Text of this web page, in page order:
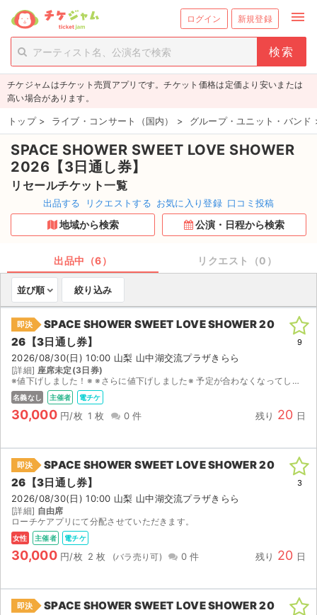
ログイン 新規登録 menu
person_add 新規会員登録
チケットを探す
新着チケット
値下げしたチケット
都道府県からチケットを探す
もうすぐ開催のチケット
取扱チケット
ライブ・コンサート（国内）
ライブ・コンサート（海外）
イベント
スポーツ
ご利用ガイド
ご利用ガイド
手数料・お支払い方法
AIに質問する
チケジャムはチケット売買アプリです。チケット価格は定価より安いまたは
高い場合があります。
トップ > ライブ・コンサート（国内） > グループ・ユニット・バンド
SPACE SHOWER SWEET LOVE SHOWER
2026【3日通し券】
リセールチケット一覧
出品する リクエストする お気に入り登録 口コミ投稿
地域から検索 公演・日程から検索
出品中（6） リクエスト（0）
並び順 絞り込み
即決
SPACE SHOWER SWEET LOVE SHOWER 20
26【3日通し券】
2026/08/30(日) 10:00 山梨 山中湖交流プラザきらら
[詳細] 座席未定(3日券)
※値下げしました！※ ※さらに値下げしました※ 予定が合わなくなってしまったため出品いたします。 2枚当選の1枚（子チケ）です。 チケットの引き渡しについての相談歓迎です。 価格交渉も...
名義なし 主催者 電チケ
30,000 円/枚 1 枚 0 件 残り 20 日
9
即決
SPACE SHOWER SWEET LOVE SHOWER 20
26【3日通し券】
2026/08/30(日) 10:00 山梨 山中湖交流プラザきらら
[詳細] 自由席
ローチケアプリにて分配させていただきます。
女性 主催者 電チケ
30,000 円/枚 2 枚 0 件 残り 20 日
3
即決
SPACE SHOWER SWEET LOVE SHOWER 20